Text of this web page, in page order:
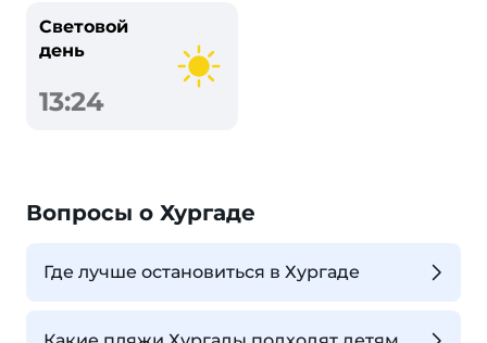
Световой
день
13:24
Вопросы о Хургаде
Где лучше остановиться в Хургаде